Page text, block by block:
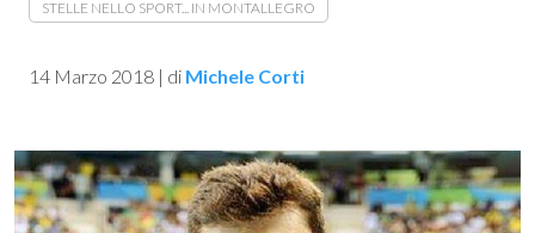
STELLE NELLO SPORT... IN MONTALLEGRO
14 Marzo 2018 | di Michele Corti